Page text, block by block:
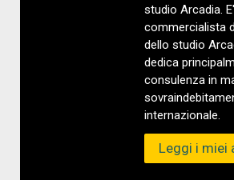
studio Arcadia.
commercialista
dello studio
dedica
consulenza in
internazionale.
Leggi i miei